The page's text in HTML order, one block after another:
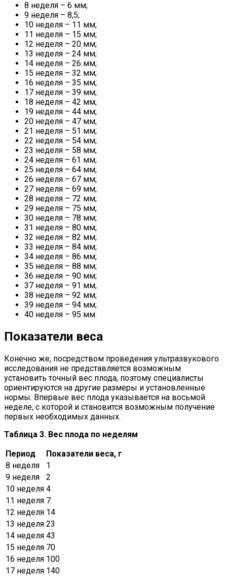
8 неделя – 6 мм;
9 неделя – 8,5;
10 неделя – 11 мм;
11 неделя – 15 мм;
12 неделя – 20 мм;
13 неделя – 24 мм;
14 неделя – 26 мм;
15 неделя – 32 мм;
16 неделя – 35 мм;
17 неделя – 39 мм;
18 неделя – 42 мм;
19 неделя – 44 мм;
20 неделя – 47 мм;
21 неделя – 51 мм;
22 неделя – 54 мм;
23 неделя – 58 мм;
24 неделя – 61 мм;
25 неделя – 64 мм;
26 неделя – 67 мм;
27 неделя – 69 мм;
28 неделя – 72 мм;
29 неделя – 75 мм;
30 неделя – 78 мм;
31 неделя – 80 мм;
32 неделя – 82 мм;
33 неделя – 84 мм;
34 неделя – 86 мм;
35 неделя – 88 мм;
36 неделя – 90 мм;
37 неделя – 91 мм;
38 неделя – 92 мм;
39 неделя – 94 мм;
40 неделя – 95 мм.
Показатели веса
Конечно же, посредством проведения ультразвукового
исследования не представляется возможным
установить точный вес плода, поэтому специалисты
ориентируются на другие размеры и установленные
нормы. Впервые вес плода указывается на восьмой
неделе, с которой и становится возможным получение
первых необходимых данных.
Таблица 3. Вес плода по неделям
Период
Показатели веса, г
8 неделя
1
9 неделя
2
10 неделя 4
11 неделя 7
12 неделя 14
13 неделя 23
14 неделя 43
15 неделя 70
16 неделя 100
17 неделя 140